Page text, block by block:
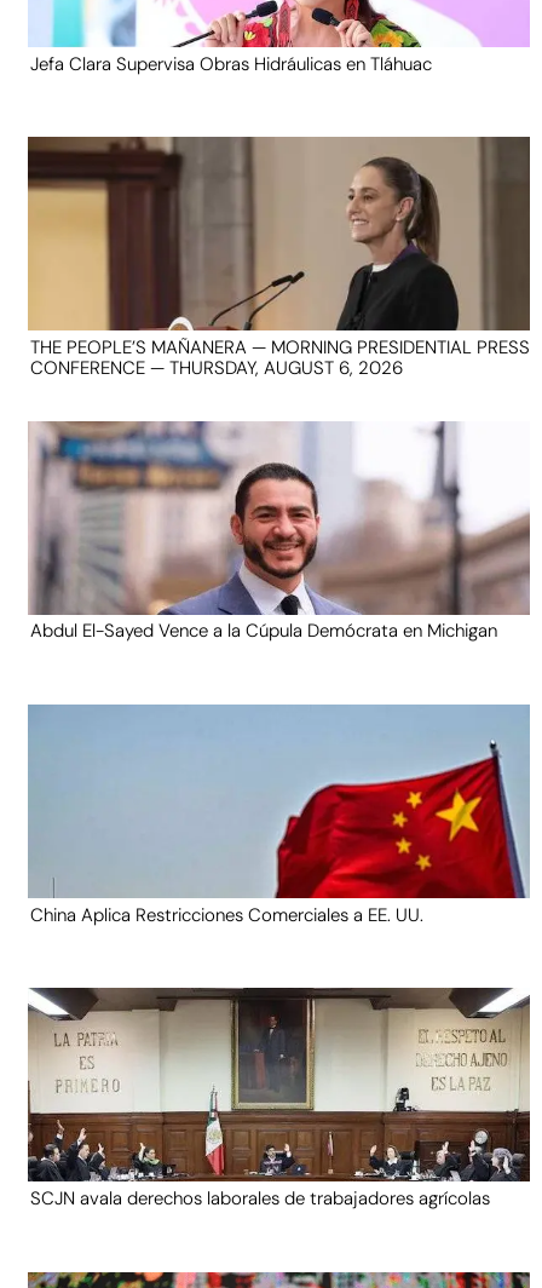
Jefa Clara Supervisa Obras Hidráulicas en Tláhuac
THE PEOPLE’S MAÑANERA — MORNING PRESIDENTIAL PRESS
CONFERENCE — THURSDAY, AUGUST 6, 2026
Abdul El-Sayed Vence a la Cúpula Demócrata en Michigan
China Aplica Restricciones Comerciales a EE. UU.
SCJN avala derechos laborales de trabajadores agrícolas